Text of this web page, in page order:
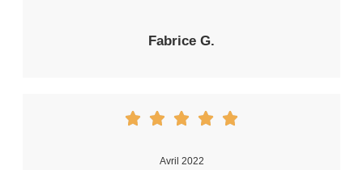
Fabrice G.
Avril 2022